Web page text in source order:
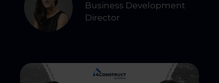
Business Development
Director